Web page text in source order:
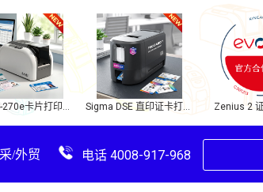
270e卡片打印机
Sigma DSE 直印证卡打印
Zenius 2
/外贸 电话 4008-917-968